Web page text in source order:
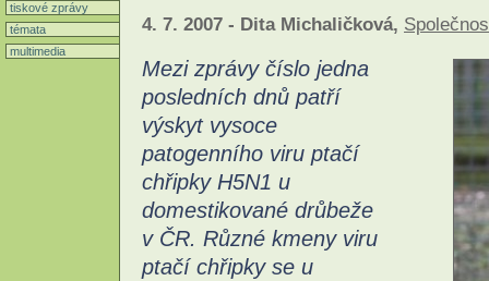
tiskové zprávy
témata
multimedia
4. 7. 2007 - Dita Michaličková,
Mezi zprávy číslo jedna
posledních dnů patří
výskyt vysoce
patogenního viru ptačí
chřipky H5N1 u
domestikované drůbeže
v ČR. Různé kmeny viru
ptačí chřipky se u